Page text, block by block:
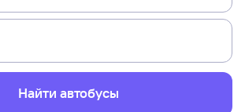
Найти автобусы